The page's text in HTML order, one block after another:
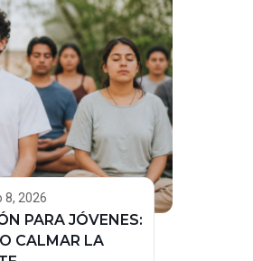
8, 2026
PARA JÓVENES:
CALMAR LA